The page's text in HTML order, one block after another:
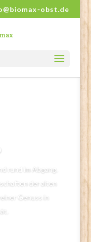
obst.de
rund im Abgang.
der alten
Genuss in